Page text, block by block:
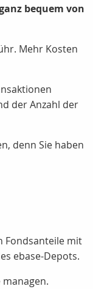
bequem von
Mehr Kosten
der Anzahl der
denn Sie haben
Fondsanteile mit
ebase-Depots.